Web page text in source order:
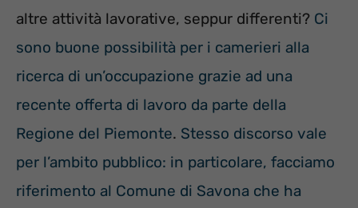
altre attività lavorative, seppur differenti? Ci
sono buone possibilità per i camerieri alla
ricerca di un’occupazione grazie ad una
recente offerta di lavoro da parte della
Regione del Piemonte. Stesso discorso vale
per l’ambito pubblico: in particolare, facciamo
riferimento al Comune di Savona che ha